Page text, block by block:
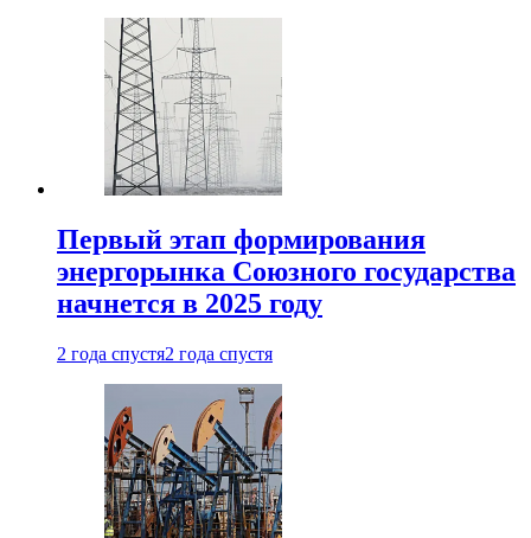
Первый этап формирования
энергорынка Союзного государства
начнется в 2025 году
2 года спустя2 года спустя